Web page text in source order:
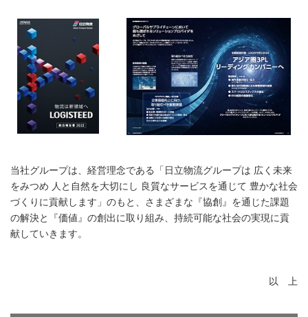
当社グループは、経営理念である「日立物流グループは 広く未来
をみつめ 人と自然を大切にし 良質なサービスを通じて 豊かな社会
づくりに貢献します」のもと、さまざまな『協創』を通じた課題
の解決と『価値』の創出に取り組み、持続可能な社会の実現に貢
献していきます。
以 上